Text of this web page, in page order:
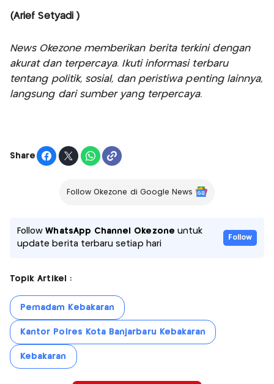
(Arief Setyadi )
News Okezone memberikan berita terkini dengan
akurat dan terpercaya. Ikuti informasi terbaru
tentang politik, sosial, dan peristiwa penting lainnya,
langsung dari sumber yang terpercaya.
Share
Follow Okezone di Google News
FollowWhatsApp Channel Okezone untuk
update berita terbaru setiap hari
Follow
Topik Artikel :
Pemadam Kebakaran
Kantor Polres Kota Banjarbaru Kebakaran
Kebakaran